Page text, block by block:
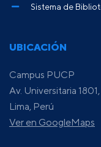
UBICACIÓN
Campus PUCP
Av. Universitaria
Lima, Perú
Ver en GoogleMaps
Sistema de